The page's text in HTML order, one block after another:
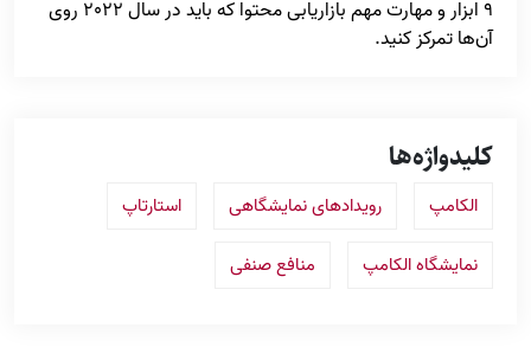
9 ابزار و مهارت مهم بازاریابی محتوا که باید در سال 2022 روی
آن‌ها تمرکز کنید.
کلیدواژه‌ها
الکامپ رویدادهای نمایشگاهی استارتاپ
نمایشگاه الکامپ منافع صنفی